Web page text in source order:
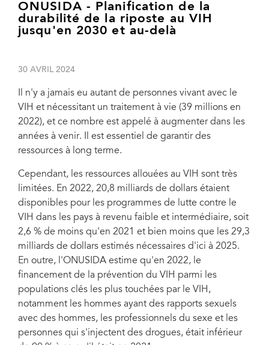
This new Companion Guide includes country-specific analytical resource packages
and a sustainability assessment tool.
ONUSIDA - Planification de la
durabilité de la riposte au VIH
jusqu'en 2030 et au-delà
30 AVRIL 2024
Il n'y a jamais eu autant de personnes vivant avec le
VIH et nécessitant un traitement à vie (39 millions en
2022), et ce nombre est appelé à augmenter dans les
années à venir. Il est essentiel de garantir des
ressources à long terme.
Cependant, les ressources allouées au VIH sont très
limitées. En 2022, 20,8 milliards de dollars étaient
disponibles pour les programmes de lutte contre le
VIH dans les pays à revenu faible et intermédiaire, soit
2,6 % de moins qu'en 2021 et bien moins que les 29,3
milliards de dollars estimés nécessaires d'ici à 2025.
En outre, l'ONUSIDA estime qu'en 2022, le
financement de la prévention du VIH parmi les
populations clés les plus touchées par le VIH,
notamment les hommes ayant des rapports sexuels
avec des hommes, les professionnels du sexe et les
personnes qui s'injectent des drogues, était inférieur